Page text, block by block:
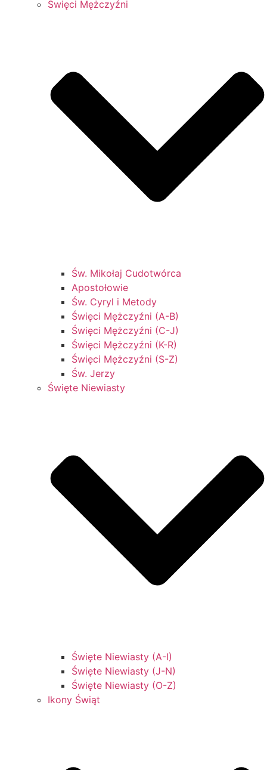
Święci Mężczyźni
Św. Mikołaj Cudotwórca
Apostołowie
Św. Cyryl i Metody
Święci Mężczyźni (A-B)
Święci Mężczyźni (C-J)
Święci Mężczyźni (K-R)
Święci Mężczyźni (S-Z)
Św. Jerzy
Święte Niewiasty
Święte Niewiasty (A-I)
Święte Niewiasty (J-N)
Święte Niewiasty (O-Z)
Ikony Świąt